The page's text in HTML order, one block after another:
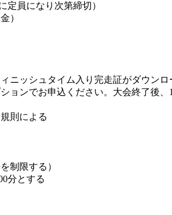
定員になり次第締切）
）
ニッシュタイム入り完走証がダウンロ
ョンでお申込ください。大会終了後、
則による
制限する）
分とする